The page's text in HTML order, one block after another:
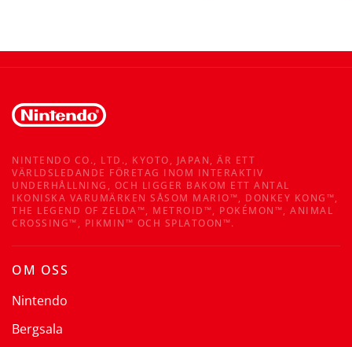
NINTENDO CO., LTD., KYOTO, JAPAN, ÄR ETT
VÄRLDSLEDANDE FÖRETAG INOM INTERAKTIV
UNDERHÅLLNING, OCH LIGGER BAKOM ETT ANTAL
IKONISKA VARUMÄRKEN SÅSOM MARIO™, DONKEY KONG™,
THE LEGEND OF ZELDA™, METROID™, POKÉMON™, ANIMAL
CROSSING™, PIKMIN™ OCH SPLATOON™.
OM OSS
Nintendo
Bergsala